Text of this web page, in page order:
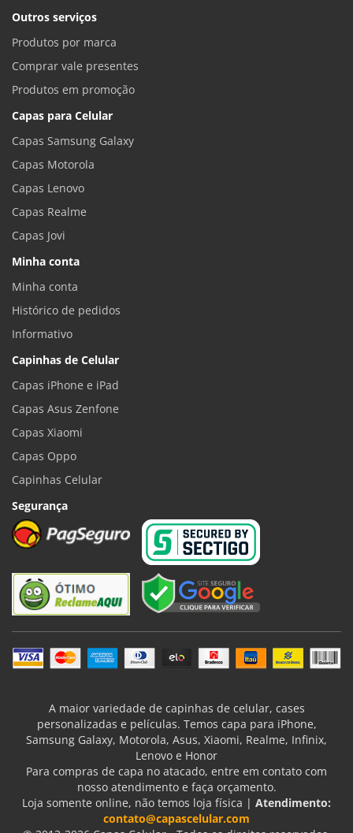
Outros serviços
Produtos por marca
Comprar vale presentes
Produtos em promoção
Capas para Celular
Capas Samsung Galaxy
Capas Motorola
Capas Lenovo
Capas Realme
Capas Jovi
Minha conta
Minha conta
Histórico de pedidos
Informativo
Capinhas de Celular
Capas iPhone e iPad
Capas Asus Zenfone
Capas Xiaomi
Capas Oppo
Capinhas Celular
Segurança
A maior variedade de capinhas de celular, cases
personalizadas e películas. Temos capa para iPhone,
Samsung Galaxy, Motorola, Asus, Xiaomi, Realme, Infinix,
Lenovo e Honor
Para compras de capa no atacado, entre em contato com
nosso atendimento e faça orçamento.
Loja somente online, não temos loja física | Atendimento:
contato@capascelular.com